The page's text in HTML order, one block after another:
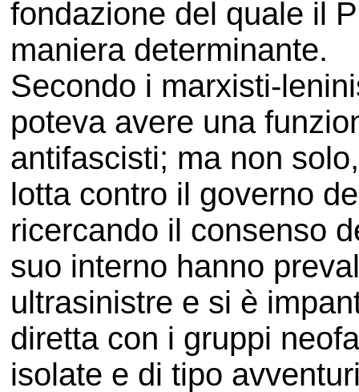
fondazione del quale il
maniera determinante.
Secondo i marxisti-
poteva avere una
antifascisti; ma non
lotta contro il governo
ricercando il consenso
suo interno hanno
ultrasinistre e si è
diretta con i gruppi
isolate e di tipo